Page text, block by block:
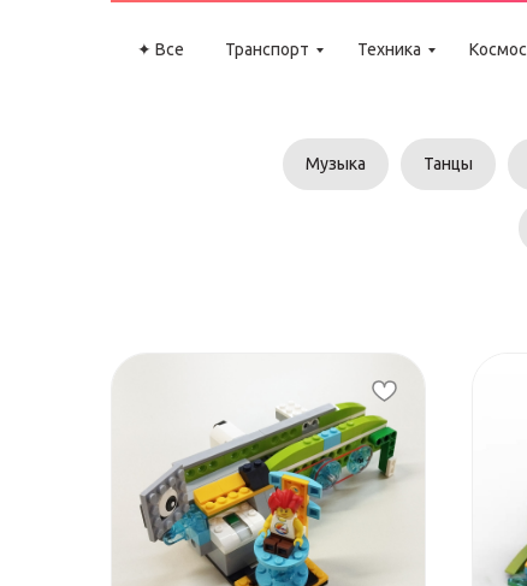
✦ Все Транспорт Техника Космос
Музыка Танцы